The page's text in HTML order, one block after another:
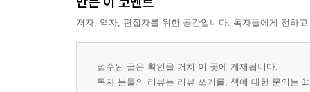
PART 03 나노바나나보다 리얼하게, 챗GPT에서
01 간단한 이미지 생성이라면, 간단명료한 프롬프
저자, 역자, 편집자를 위한 공간입니다. 독자들에게 전하
접수된 글은 확인을 거쳐 이 곳에 게재됩니다.
독자 분들의 리뷰는 리뷰 쓰기를, 책에 대한 문의는